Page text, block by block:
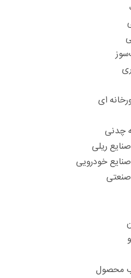
ای
چدنی
ریلی
خودرویی
محصول